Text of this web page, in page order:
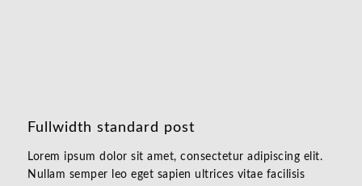
Fullwidth standard post
Lorem ipsum dolor sit amet, consectetur adipiscing elit.
Nullam semper leo eget sapien ultrices vitae facilisis